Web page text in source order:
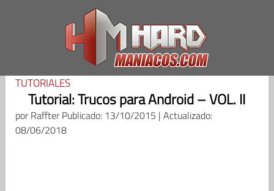
TUTORIALES
Tutorial: Trucos para Android – VOL. II
porRaffter Publicado: 13/10/2015 | Actualizado:
08/06/2018